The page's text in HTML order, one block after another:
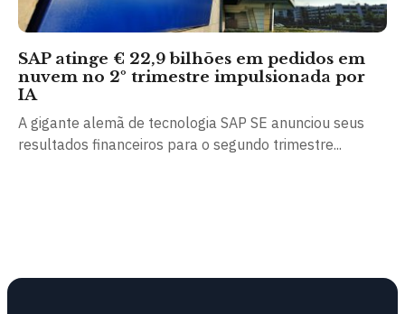
SAP atinge € 22,9 bilhões em pedidos em
nuvem no 2º trimestre impulsionada por
IA
A gigante alemã de tecnologia SAP SE anunciou seus
resultados financeiros para o segundo trimestre...